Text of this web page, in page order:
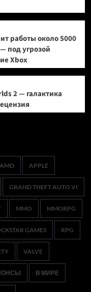
работы около 5000
под угрозой
Xbox
2 — галактика
AMD APPLE
GRAND THEFT AUTO VI
MMO MMORPG
GAMES RPG
VALVE
В МИРЕ